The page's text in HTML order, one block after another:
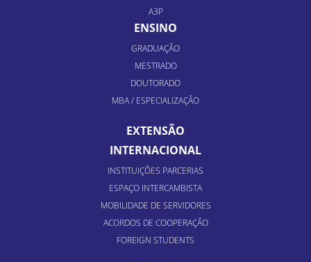
A3P
ENSINO
GRADUAÇÃO
MESTRADO
DOUTORADO
MBA / ESPECIALIZAÇÃO
EXTENSÃO
INTERNACIONAL
INSTITUIÇÕES PARCERIAS
ESPAÇO INTERCAMBISTA
MOBILIDADE DE SERVIDORES
ACORDOS DE COOPERAÇÃO
FOREIGN STUDENTS